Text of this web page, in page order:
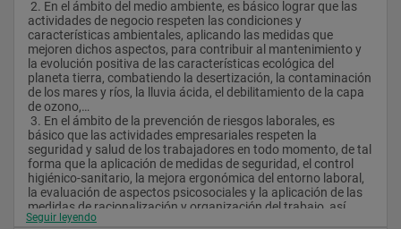
actividades de negocio respeten las condiciones y
características ambientales, aplicando las medidas que
mejoren dichos aspectos, para contribuir al mantenimiento y
la evolución positiva de las características ecológica del
planeta tierra, combatiendo la desertización, la contaminación
de los mares y ríos, la lluvia ácida, el debilitamiento de la capa
de ozono,…
básico que las actividades empresariales respeten la
seguridad y salud de los trabajadores en todo momento, de tal
forma que la aplicación de medidas de seguridad, el control
higiénico-sanitario, la mejora ergonómica del entorno laboral,
la evaluación de aspectos psicosociales y la aplicación de las
medidas de racionalización y organización del trabajo, así
como el seguimiento médico de los trabajadores, permitan
Seguir leyendo